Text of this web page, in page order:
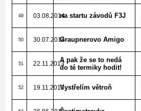
49 03.08.2014na startu závodů F3J
50 30.07.2014Graupnerovo Amigo
51 22.11.2013A pak že se to nedá
do té termiky hodit!
52 19.11.2013Vystřelím větroň